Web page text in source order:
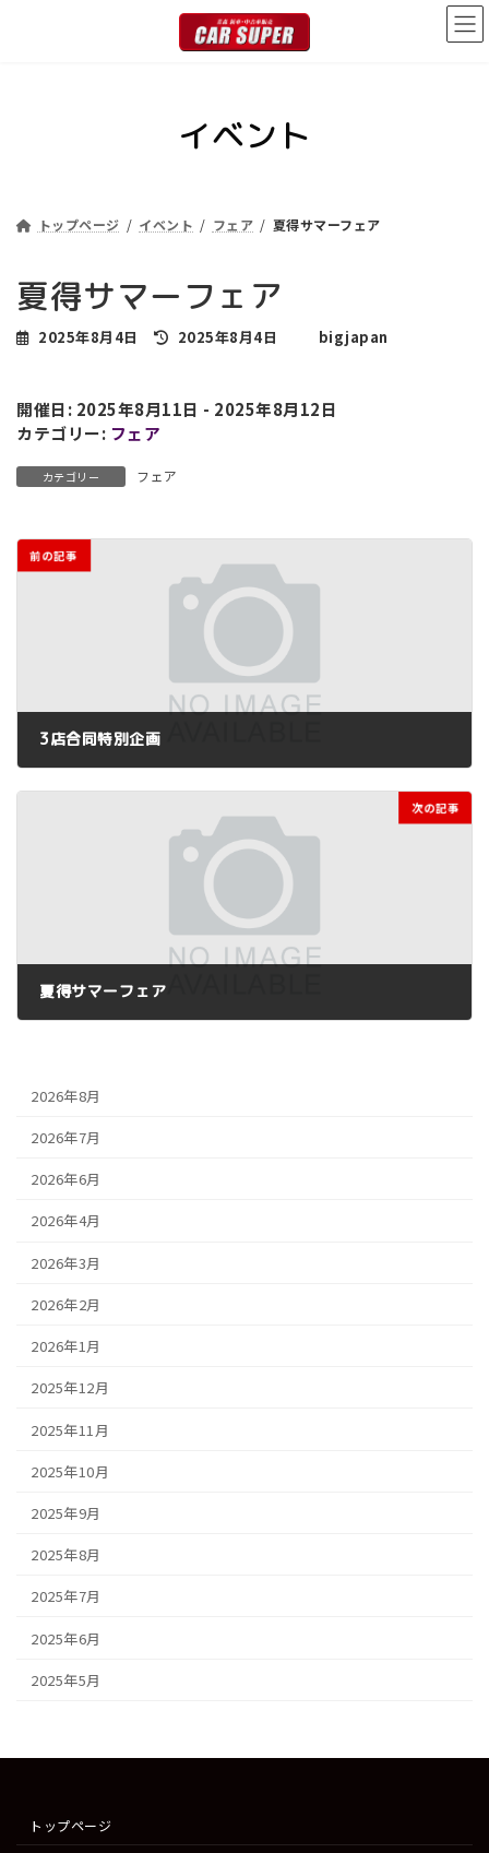
イベント
トップページ イベント フェア 夏得サマーフェア
夏得サマーフェア
2025年8月4日
最
新
日
2025年8月4日 bigjapan
開催日: 2025年8月11日 - 2025年8月12日
カテゴリー: フェア
カテゴリー フェア
前の記事
3店合同特別企画
2025年7月4日
次の記事
夏得サマーフェア
2025年8月4日
2026年8月
2026年7月
2026年6月
2026年4月
2026年3月
2026年2月
2026年1月
2025年12月
2025年11月
2025年10月
2025年9月
2025年8月
2025年7月
2025年6月
2025年5月
トップページ